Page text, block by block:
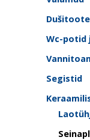
Wc-potid
Segistid